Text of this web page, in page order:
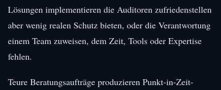
Lösungen implementieren die Auditoren zufriedenstellen
aber wenig realen Schutz bieten, oder die Verantwortung
einem Team zuweisen, dem Zeit, Tools oder Expertise
fehlen.
Teure Beratungsaufträge produzieren Punkt-in-Zeit-